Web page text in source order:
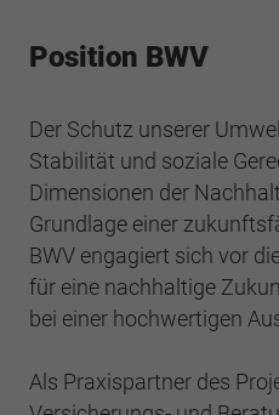
Position BWV
Der Schutz unserer
Stabilität und soziale
Dimensionen der
Grundlage einer
BWV engagiert sich vor
für eine nachhaltige
bei einer hochwertigen
Als Praxispartner des